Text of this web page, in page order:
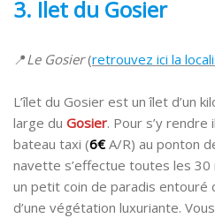
3. Ilet du Gosier
📍 Le Gosier(retrouvez ici la
L’îlet du Gosier est un îlet d’un
large du Gosier. Pour s’y
bateau taxi (6€A/R) au ponton
navette s’effectue toutes les 30
un petit coin de paradis entouré
d’une végétation luxuriante.